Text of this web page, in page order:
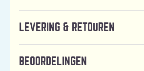
LEVERING & RETOUREN
BEOORDELINGEN